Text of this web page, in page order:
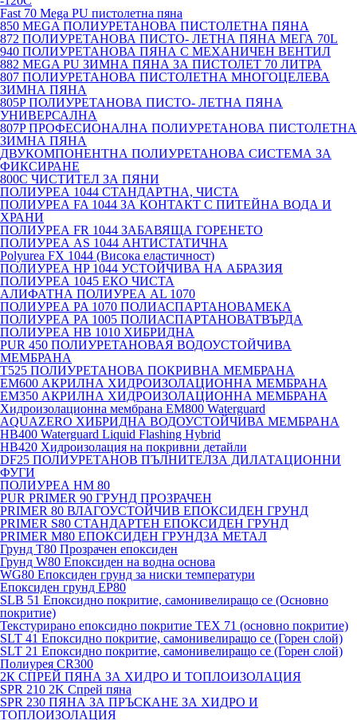
Fast 70 Mega PU пистолетна пяна
850 MEGA ПОЛИУРЕТАНОВА ПИСТОЛЕТНА ПЯНА
872 ПОЛИУРЕТАНОВА ПИСТО- ЛЕТНА ПЯНА МЕГА 70L
940 ПОЛИУРЕТАНОВА ПЯНА С МЕХАНИЧЕН ВЕНТИЛ
882 MEGA PU ЗИМНА ПЯНА ЗА ПИСТОЛЕТ 70 ЛИТРА
807 ПОЛИУРЕТАНОВА ПИСТОЛЕТНА МНОГОЦЕЛЕВА
ЗИМНА ПЯНА
805P ПОЛИУРЕТАНОВА ПИСТО- ЛЕТНА ПЯНА
УНИВЕРСАЛНА
807P ПРОФЕСИОНАЛНА ПОЛИУРЕТАНОВА ПИСТОЛЕТНА
ЗИМНА ПЯНА
ДВУКОМПОНЕНТНА ПОЛИУРЕТАНОВА СИСТЕМА ЗА
ФИКСИРАНЕ
800C ЧИСТИТЕЛ ЗА ПЯНИ
ПОЛИУРЕА 1044 СТАНДАРТНА, ЧИСТА
ПОЛИУРЕА FA 1044 ЗА КОНТАКТ С ПИТЕЙНА ВОДА И
ХРАНИ
ПОЛИУРЕА FR 1044 ЗАБАВЯЩА ГОРЕНЕТО
ПОЛИУРЕА AS 1044 АНТИСТАТИЧНА
Polyurea FX 1044 (Висока еластичност)
ПОЛИУРЕА HP 1044 УСТОЙЧИВА НА АБРАЗИЯ
ПОЛИУРЕА 1045 ЕКО ЧИСТА
АЛИФАТНА ПОЛИУРЕА AL 1070
ПОЛИУРЕА PA 1070 ПОЛИАСПАРТАНОВАМЕКА
ПОЛИУРЕА PA 1005 ПОЛИАСПАРТАНОВАТВЪРДА
ПОЛИУРЕА HB 1010 ХИБРИДНА
PUR 450 ПОЛИУРЕТАНОВАЯ ВОДОУСТОЙЧИВА
МЕМБРАНА
T525 ПОЛИУРЕТАНОВА ПОКРИВНА МЕМБРАНА
EM600 АКРИЛНА ХИДРОИЗОЛАЦИОННА МЕМБРАНА
EM350 АКРИЛНА ХИДРОИЗОЛАЦИОННА МЕМБРАНА
Хидроизолационна мембрана EM800 Waterguard
AQUAZERO ХИБРИДНА ВОДОУСТОЙЧИВА МЕМБРАНА
HB400 Waterguard Liquid Flashing Hybrid
HB420 Хидроизолация на покривни детайли
DF25 ПОЛИУРЕТАНОВ ПЪЛНИТЕЛЗА ДИЛАТАЦИОННИ
ФУГИ
ПОЛИУРЕА HM 80
PUR PRIMER 90 ГРУНД ПРОЗРАЧЕН
PRIMER 80 ВЛАГОУСТОЙЧИВ ЕПОКСИДЕН ГРУНД
PRIMER S80 СТАНДАРТЕН ЕПОКСИДЕН ГРУНД
PRIMER M80 ЕПОКСИДЕН ГРУНДЗА МЕТАЛ
Грунд Т80 Прозрачен епоксиден
Грунд W80 Епоксиден на водна основа
WG80 Епоксиден грунд за ниски температури
Епоксиден грунд EP80
SLB 51 Епоксидно покритие, самонивелиращо се (Основно
покритие)
Текстурирано епоксидно покритие TEX 71 (основно покритие)
SLT 41 Епоксидно покритие, самонивелиращо се (Горен слой)
SLT 21 Епоксидно покритие, самонивелиращо се (Горен слой)
Полиурея CR300
2К СПРЕЙ ПЯНА ЗА ХИДРО И ТОПЛОИЗОЛАЦИЯ
SPR 210 2K Спрей пяна
SPR 230 ПЯНА ЗА ПРЪСКАНЕ ЗА ХИДРО И
ТОПЛОИЗОЛАЦИЯ